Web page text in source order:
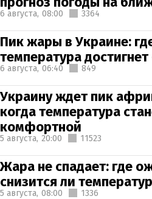
6 августа, 08:00 3364
Пик жары в Украине:
температура достигнет
6 августа, 06:40 849
Украину ждет пик
когда температура
комфортной
5 августа, 20:00 11523
Жара не спадает: где
снизится ли
5 августа, 08:00 1336